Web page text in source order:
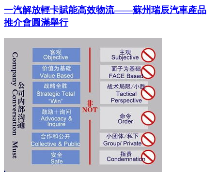
一汽解放輕卡賦能高效物流——蘇州瑞辰汽車產品
推介會圓滿舉行